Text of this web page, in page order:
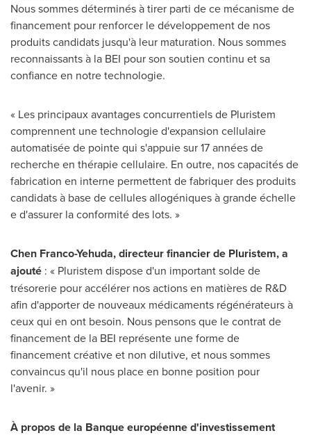
Nous sommes déterminés à tirer parti de ce mécanisme de
financement pour renforcer le développement de nos
produits candidats jusqu'à leur maturation. Nous sommes
reconnaissants à la BEI pour son soutien continu et sa
confiance en notre technologie.
« Les principaux avantages concurrentiels de Pluristem
comprennent une technologie d'expansion cellulaire
automatisée de pointe qui s'appuie sur 17 années de
recherche en thérapie cellulaire. En outre, nos capacités de
fabrication en interne permettent de fabriquer des produits
candidats à base de cellules allogéniques à grande échelle
e d'assurer la conformité des lots. »
Chen Franco-Yehuda, directeur financier de Pluristem, a
ajouté : « Pluristem dispose d'un important solde de
trésorerie pour accélérer nos actions en matières de R&D
afin d'apporter de nouveaux médicaments régénérateurs à
ceux qui en ont besoin. Nous pensons que le contrat de
financement de la BEI représente une forme de
financement créative et non dilutive, et nous sommes
convaincus qu'il nous place en bonne position pour
l'avenir. »
À propos de la Banque européenne d'investissement